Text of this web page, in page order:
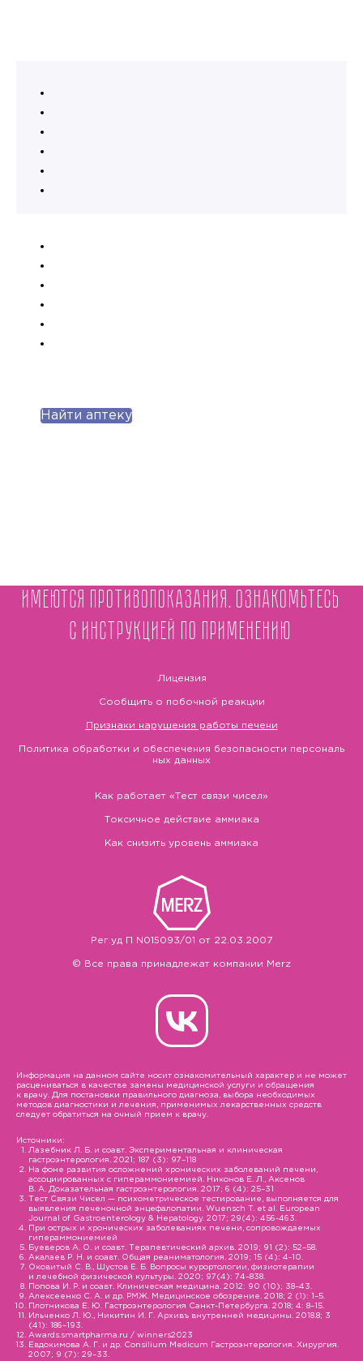
Найти аптеку
Имеются противопоказания. Ознакомьтесь
с инструкцией по применению
Рег.уд П N015093/01 от 22.03.2007
© Все права принадлежат компании Merz
Лицензия
Сообщить о побочной реакции
Признаки нарушения работы печени
Политика обработки и обеспечения безопасности персональ
ных данных
Как работает «Тест связи чисел»
Токсичное действие аммиака
Как снизить уровень аммиака
Информация на данном сайте носит ознакомительный характер и не может
расцениваться в качестве замены медицинской услуги и обращения
к врачу. Для постановки правильного диагноза, выбора необходимых
методов диагностики и лечения, применимых лекарственных средств
следует обратиться на очный прием к врачу.
Источники:
Лазебник Л. Б. и соавт. Экспериментальная и клиническая
гастроэнтерология. 2021; 187 (3): 97–118
На фоне развития осложнений хронических заболеваний печени,
ассоциированных с гипераммониемией. Никонов Е. Л., Аксенов
В. А. Доказательная гастроэнтерология. 2017; 6 (4): 25–31
Тест Связи Чисел — психометрическое тестирование, выполняется для
выявления печеночной энцефалопатии. Wuensch T. et al. European
Journal of Gastroenterology & Hepatology. 2017; 29(4): 456-463.
При острых и хронических заболеваниях печени, сопровождаемых
гипераммониемией
Буеверов А. О. и соавт. Терапевтический архив. 2019; 91 (2): 52–58.
Акалаев Р. Н. и соавт. Общая реаниматология. 2019; 15 (4): 4-10.
Оковитый С. В., Шустов Е. Б. Вопросы курортологии, физиотерапии
и лечебной физической культуры. 2020; 97(4): 74–838.
Попова И. Р. и соавт. Клиническая медицина. 2012: 90 (10); 38–43.
Алексеенко С. А. и др. РМЖ. Медицинское обозрение. 2018; 2 (1): 1–5.
Плотникова Е. Ю. Гастроэнтерология Санкт-Петербурга. 2018; 4: 8–15.
Ильченко Л. Ю., Никитин И. Г. Архивъ внутренней медицины. 2018.8; 3
(41): 186–193.
Awards.smartpharma.ru / winners2023
Евдокимова А. Г. и др. Consilium Medicum Гастроэнтерология. Хирургия.
2007; 9 (7): 29–33.